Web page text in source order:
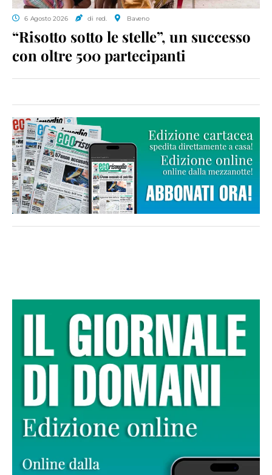
6 Agosto 2026 di red. Baveno
“Risotto sotto le stelle”, un successo
con oltre 500 partecipanti